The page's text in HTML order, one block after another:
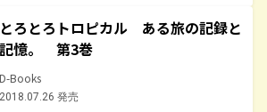
とろとろトロピカル ある旅の記録と
記憶。 第3巻
D-Books
2018.07.26 発売